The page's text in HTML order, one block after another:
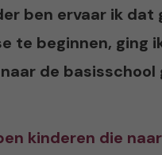
ben ervaar ik
te beginnen, ging
de basisschool
kinderen die